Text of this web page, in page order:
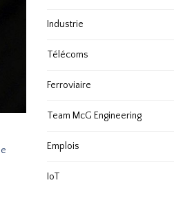
Industrie
Télécoms
Ferroviaire
Team McG Engineering
Emplois
IoT